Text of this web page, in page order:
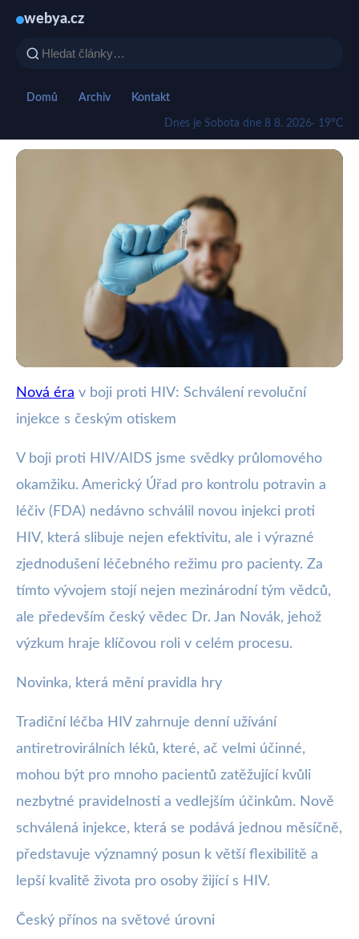
webya.cz
Domů Archiv Kontakt
Dnes je Sobota dne 8 8. 2026· 19°C
webya.cz
Revoluční injekce proti HIV s
českým vědcem schválena FDA
· 4 min čtení · Autor: Milan Jiránek
Nová éra v boji proti HIV: Schválení revoluční
injekce s českým otiskem
V boji proti HIV/AIDS jsme svědky průlomového
okamžiku. Americký Úřad pro kontrolu potravin a
léčiv (FDA) nedávno schválil novou injekci proti
HIV, která slibuje nejen efektivitu, ale i výrazné
zjednodušení léčebného režimu pro pacienty. Za
tímto vývojem stojí nejen mezinárodní tým vědců,
ale především český vědec Dr. Jan Novák, jehož
výzkum hraje klíčovou roli v celém procesu.
Novinka, která mění pravidla hry
Tradiční léčba HIV zahrnuje denní užívání
antiretrovirálních léků, které, ač velmi účinné,
mohou být pro mnoho pacientů zatěžující kvůli
nezbytné pravidelnosti a vedlejším účinkům. Nově
schválená injekce, která se podává jednou měsíčně,
představuje významný posun k větší flexibilitě a
lepší kvalitě života pro osoby žijící s HIV.
Český přínos na světové úrovni